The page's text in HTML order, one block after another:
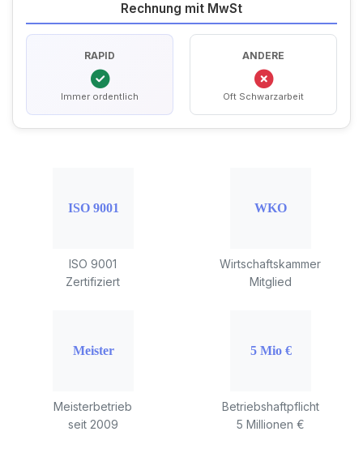
Rechnung mit MwSt
RAPID
Immer ordentlich
ANDERE
Oft Schwarzarbeit
ISO 9001
Zertifiziert
Wirtschaftskammer
Mitglied
Meisterbetrieb
seit 2009
Betriebshaftpflicht
5 Millionen €